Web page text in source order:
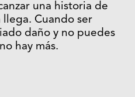
una historia de
Cuando ser
daño y no puedes
hay más.